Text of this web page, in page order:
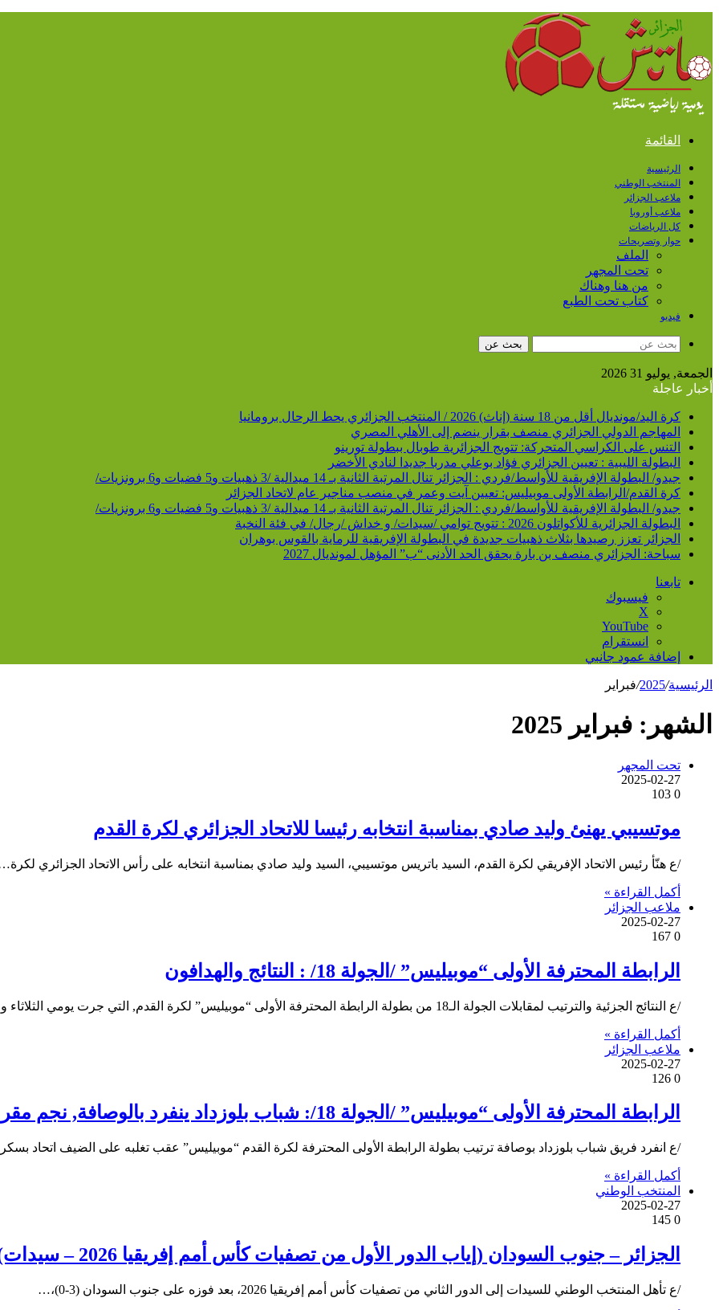
القائمة
الرئيسية
المنتخب الوطني
ملاعب الجزائر
ملاعب أوروبا
كل الرياضات
حوار وتصريحات
الملف
تحت المجهر
من هنا وهناك
كتاب تحت الطبع
فيديو
بحث عن
الجمعة, يوليو 31 2026
أخبار عاجلة
كرة اليد/مونديال أقل من 18 سنة (إناث) 2026 / المنتخب الجزائري يحط الرحال برومانيا
المهاجم الدولي الجزائري منصف بقرار ينضم إلى الأهلي المصري
التنس على الكراسي المتحركة: تتويج الجزائرية طوبال ببطولة تورينو
البطولة الليبية : تعيين الجزائري فؤاد بوعلي مدربا جديدا لنادي الأخضر
جيدو/ البطولة الإفريقية للأواسط/فردي : الجزائر تنال المرتبة الثانية بـ 14 ميدالية /3 ذهبيات و5 فضيات و6 برونزيات/
كرة القدم/الرابطة الأولى موبيليس: تعيين آيت وعمر في منصب مناجير عام لاتحاد الجزائر
جيدو/ البطولة الإفريقية للأواسط/فردي : الجزائر تنال المرتبة الثانية بـ 14 ميدالية /3 ذهبيات و5 فضيات و6 برونزيات/
البطولة الجزائرية للأكواتلون 2026 : تتويج توامي /سيدات/ و خداش /رجال/ في فئة النخبة
الجزائر تعزز رصيدها بثلاث ذهبيات جديدة في البطولة الإفريقية للرماية بالقوس بوهران
سباحة: الجزائري منصف بن بارة يحقق الحد الأدنى “ب” المؤهل لمونديال 2027
تابعنا
فيسبوك
‫X
‫YouTube
انستقرام
إضافة عمود جانبي
الرئيسية/
2025
/فبراير
الشهر: فبراير 2025
تحت المجهر
2025-02-27
0
موتسيبي يهنئ وليد صادي بمناسبة انتخابه رئيسا للاتحاد الجزائري لكرة القدم
/ع هنّأ رئيس الاتحاد الإفريقي لكرة القدم، السيد باتريس موتسيبي، السيد وليد صادي بمناسبة انتخابه على رأس الاتحاد الجزائري
أكمل القراءة »
ملاعب الجزائر
2025-02-27
0
الرابطة المحترفة الأولى “موبيليس” /الجولة 18/ : النتائج والهدافون
/ع النتائج الجزئية والترتيب لمقابلات الجولة الـ18 من بطولة الرابطة المحترفة الأولى “موبيليس” لكرة القدم, التي جرت يومي الثلاثاء والأربعاء…
أكمل القراءة »
ملاعب الجزائر
2025-02-27
0
الرابطة المحترفة الأولى “موبيليس” /الجولة 18/: شباب بلوزداد ينفرد بالوصافة, نجم مقرة يخفق في الابتعاد عن منطقة الخطر
/ع انفرد فريق شباب بلوزداد بوصافة ترتيب بطولة الرابطة الأولى المحترفة لكرة القدم “موبيليس” عقب تغلبه على الضيف اتحاد
أكمل القراءة »
المنتخب الوطني
2025-02-27
0
الجزائر – جنوب السودان (إياب الدور الأول من تصفيات كأس أمم إفريقيا 2026 – سيدات): الخضر إلى الدور الثاني
/ع تأهل المنتخب الوطني للسيدات إلى الدور الثاني من تصفيات كأس أمم إفريقيا 2026، بعد فوزه على جنوب السودان (3-0)،…